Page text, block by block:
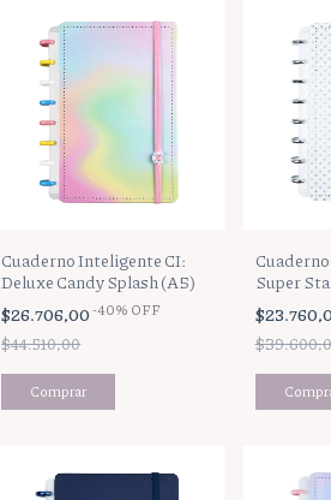
Cuaderno Inteligente CI:
Deluxe Candy Splash (A5)
$26.706,00-40% OFF
$44.510,00
Super